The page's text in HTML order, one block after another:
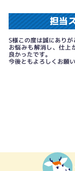
担当
S様この度は誠にありが
お悩みも解消し、仕上
良かったです。
今後ともよろしくお願